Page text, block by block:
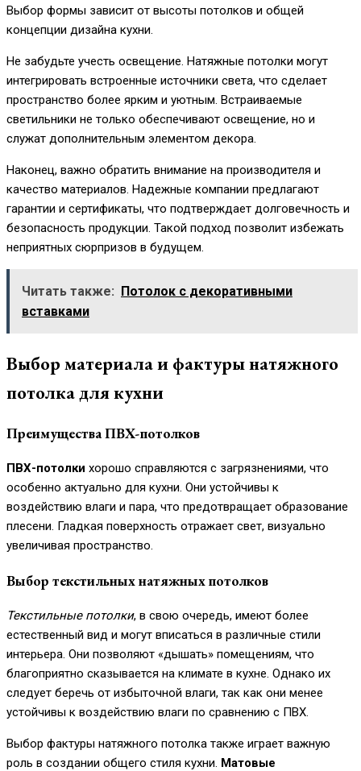
Выбор формы зависит от высоты потолков и общей
концепции дизайна кухни.
Не забудьте учесть освещение. Натяжные потолки могут
интегрировать встроенные источники света, что сделает
пространство более ярким и уютным. Встраиваемые
светильники не только обеспечивают освещение, но и
служат дополнительным элементом декора.
Наконец, важно обратить внимание на производителя и
качество материалов. Надежные компании предлагают
гарантии и сертификаты, что подтверждает долговечность и
безопасность продукции. Такой подход позволит избежать
неприятных сюрпризов в будущем.
Читать также:
Потолок с декоративными
вставками
Выбор материала и фактуры натяжного
потолка для кухни
Преимущества ПВХ-потолков
ПВХ-потолки хорошо справляются с загрязнениями, что
особенно актуально для кухни. Они устойчивы к
воздействию влаги и пара, что предотвращает образование
плесени. Гладкая поверхность отражает свет, визуально
увеличивая пространство.
Выбор текстильных натяжных потолков
Текстильные потолки, в свою очередь, имеют более
естественный вид и могут вписаться в различные стили
интерьера. Они позволяют «дышать» помещениям, что
благоприятно сказывается на климате в кухне. Однако их
следует беречь от избыточной влаги, так как они менее
устойчивы к воздействию влаги по сравнению с ПВХ.
Выбор фактуры натяжного потолка также играет важную
роль в создании общего стиля кухни. Матовые